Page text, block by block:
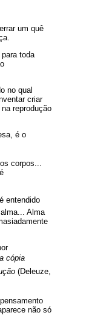
um quê
toda
no qual
criar
reprodução
é o
corpos...
entendido
Alma
cópia
(Deleuze,
não só